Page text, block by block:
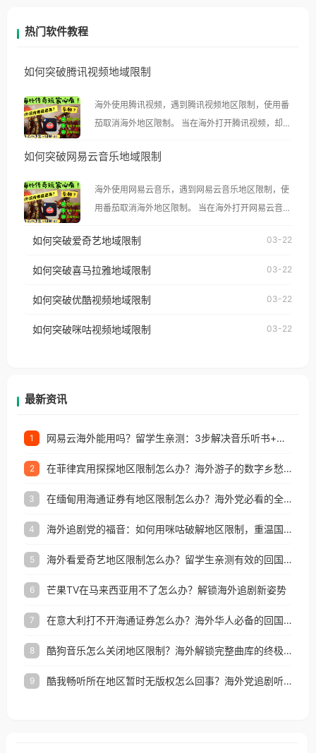
热门软件教程
如何突破腾讯视频地域限制
海外使用腾讯视频，遇到腾讯视频地区限制，使用番
茄取消海外地区限制。 当在海外打开腾讯视频，却突
示语。 海外用户如香港、澳门、台湾、美国、加拿
像其他音乐平台一样，出现地区及版权限制问题，且
仅能在中国大陆地区播放。 遇到这个问题的朋友们，
台湾、美国、加拿大、澳大利亚、欧洲等国家和地区
权限制所困扰。
如何突破网易云音乐地域限制
海外使用网易云音乐，遇到网易云音乐地区限制，使
用番茄取消海外地区限制。 当在海外打开网易云音
播放”的提示语。 海外用户如香港、澳门、台湾、美
制问题，且仅能在中国大陆地区播放。 遇到这个问题
户收听网易云音乐地区版权限制」的问题，无论人在
如何突破爱奇艺地域限制 03-22
如何突破喜马拉雅地域限制 03-22
如何突破优酷视频地域限制 03-22
如何突破咪咕视频地域限制 03-22
最新资讯
1 网易云海外能用吗？留学生亲测：3步解决音乐听书+银行视频地区限制
2 在菲律宾用探探地区限制怎么办？海外游子的数字乡愁与破局之道
3 在缅甸用海通证券有地区限制怎么办？海外党必看的全场景回国加速指南
4 海外追剧党的福音：如何用咪咕破解地区限制，重温国内精彩
5 海外看爱奇艺地区限制怎么办？留学生亲测有效的回国加速器选择指南
6 芒果TV在马来西亚用不了怎么办？解锁海外追剧新姿势
7 在意大利打不开海通证券怎么办？海外华人必备的回国加速指南（附2026世界杯观赛秘籍）
8 酷狗音乐怎么关闭地区限制？海外解锁完整曲库的终极指南
9 酷我畅听所在地区暂时无版权怎么回事？海外党追剧听歌的破局指南